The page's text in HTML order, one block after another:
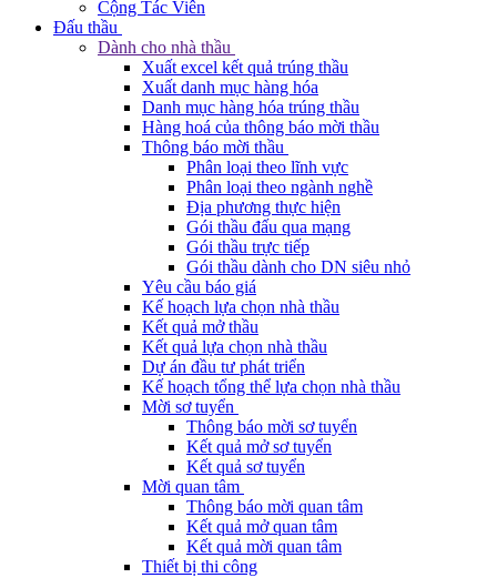
Cộng Tác Viên
Đấu thầu
Dành cho nhà thầu
Xuất excel kết quả trúng thầu
Xuất danh mục hàng hóa
Danh mục hàng hóa trúng thầu
Hàng hoá của thông báo mời thầu
Thông báo mời thầu
Phân loại theo lĩnh vực
Phân loại theo ngành nghề
Địa phương thực hiện
Gói thầu đấu qua mạng
Gói thầu trực tiếp
Gói thầu dành cho DN siêu nhỏ
Yêu cầu báo giá
Kế hoạch lựa chọn nhà thầu
Kết quả mở thầu
Kết quả lựa chọn nhà thầu
Dự án đầu tư phát triển
Kế hoạch tổng thể lựa chọn nhà thầu
Mời sơ tuyển
Thông báo mời sơ tuyển
Kết quả mở sơ tuyển
Kết quả sơ tuyển
Mời quan tâm
Thông báo mời quan tâm
Kết quả mở quan tâm
Kết quả mời quan tâm
Thiết bị thi công